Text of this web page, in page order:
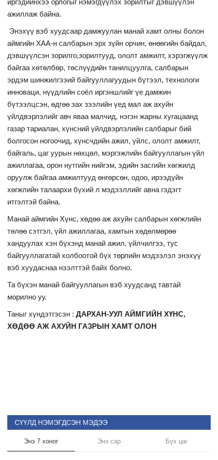
иргэдийнхээ орлогыг нэмэгдүүлэх зорилтыг дэвшүүлэн
ажиллаж байна.
Энэхүү вэб хуудсаар дамжуулан манай хамт олны болон
аймгийн ХАА-н салбарын эрх зүйн орчин, өнөөгийн байдал,
дэвшүүлсэн зорилго,зорилтууд, ололт амжилт, хэрэгжүүлж
байгаа хөтөлбөр, төслүүдийн танилцуулга, салбарын
эрдэм шинжилгээий байгууллагуудын бүтээл, технологи
инноваци, нүүдлийн соёл иргэншлийг үе дамжин
бүтээлцсэн, өдгөө зах зээлийн үед мал аж ахуйн
үйлдвэрлэлийг авч яваа малчид, нэгэн жарны хугацаанд
газар тариалан, хүнсний үйлдвэрлэлийн салбарыг бий
болгосон ногоочид, хүнсчдийн ажил, үйлс, ололт амжилт,
байгаль, цаг уурын нөхцөл, мэргэжлийн байгууллагын үйл
ажиллагаа, орон нутгийн нийгэм, эдийн засгийн хөгжилд
оруулж байгаа амжилтууд өнгөрсөн, одоо, ирээдүйн
хөгжлийн талаархи бүхий л мэдээллийг авна гэдэгт
итгэлтэй байна.
Манай аймгийн Хүнс, хөдөө аж ахуйн салбарын хөгжлийн
төлөө сэтгэл, үйл ажиллагаа, хамтын хөдөлмөрөө
хандуулах хэн бүхэнд манай ажил, үйлчилгээ, тус
байгууллагатай холбоотой бүх төрлийн мэдээлэл энэхүү
вэб хуудаснаа нээлттэй байх болно.
Та бүхэн манай байгууллагын вэб хуудсанд тавтай
морилно уу.
Таныг хүндэтгэсэн : ДАРХАН-УУЛ АЙМГИЙН ХҮНС,
ХӨДӨӨ АЖ АХУЙН ГАЗРЫН ХАМТ ОЛОН
СҮҮЛД НЭМЭГДСЭН МЭДЭЭ
Энэ 7 хоног Энэ сар Бүх цаг